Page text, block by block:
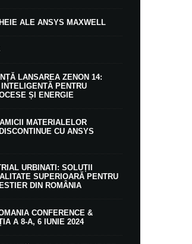
ALE ANSYS MAXWELL
LANSAREA ZENON 14:
PENTRU
ȘI ENERGIE
MATERIALELOR
CU ANSYS
URBINATI: SOLUȚII
SUPERIOARĂ PENTRU
DIN ROMÂNIA
CONFERENCE &
A 8-A, 6 IUNIE 2024